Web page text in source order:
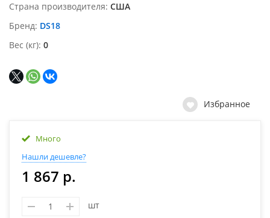
Страна производителя США
Бренд DS18
Вес (кг) 0
Избранное
Много
Нашли дешевле?
1 867 р.
шт